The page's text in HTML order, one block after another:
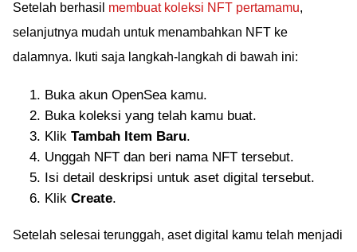
Setelah berhasil membuat koleksi NFT pertamamu,
selanjutnya mudah untuk menambahkan NFT ke
dalamnya. Ikuti saja langkah-langkah di bawah ini:
Buka akun OpenSea kamu.
Buka koleksi yang telah kamu buat.
Klik Tambah Item Baru.
Unggah NFT dan beri nama NFT tersebut.
Isi detail deskripsi untuk aset digital tersebut.
Klik Create.
Setelah selesai terunggah, aset digital kamu telah menjadi